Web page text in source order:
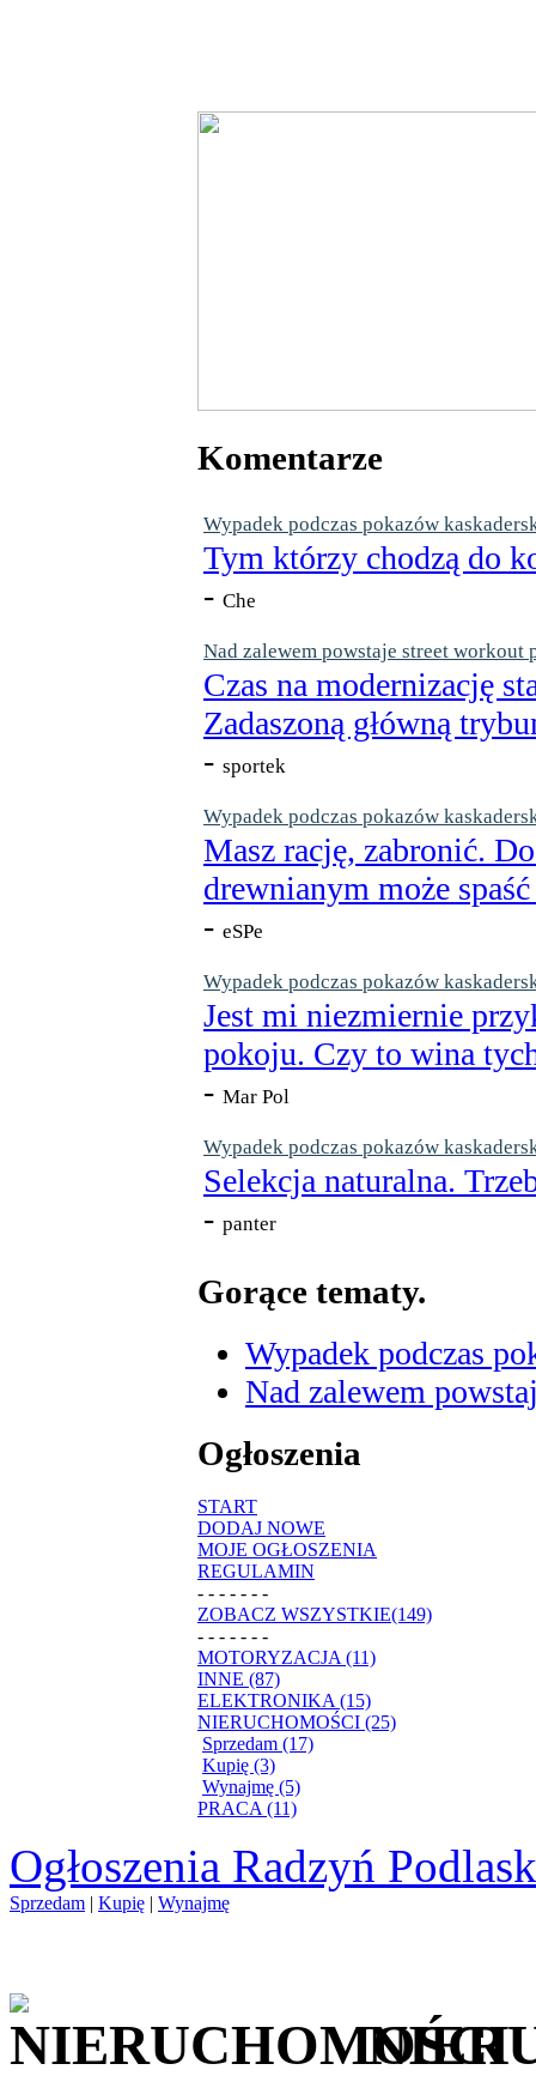
Komentarze
Wypadek podczas pokazów
Tym którzy chodzą do
- Che
Nad zalewem powstaje street workout
Czas na modernizację
Zadaszoną główną
- sportek
Wypadek podczas pokazów
Masz rację, zabronić.
drewnianym może
- eSPe
Wypadek podczas pokazów
Jest mi niezmiernie
pokoju. Czy to wina
- Mar Pol
Wypadek podczas pokazów
Selekcja naturalna.
- panter
Gorące tematy.
Wypadek podczas
Nad zalewem
Ogłoszenia
START
DODAJ NOWE
MOJE OGŁOSZENIA
REGULAMIN
- - - - - - -
ZOBACZ WSZYSTKIE(149)
- - - - - - -
MOTORYZACJA (11)
INNE (87)
ELEKTRONIKA (15)
NIERUCHOMOŚCI (25)
Sprzedam (17)
Kupię (3)
Wynajmę (5)
PRACA (11)
Ogłoszenia Radzyń
Sprzedam | Kupię | Wynajmę